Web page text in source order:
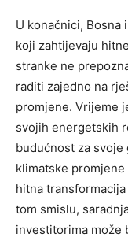
U konačnici, Bosna
koji zahtijevaju
stranke ne
raditi zajedno na
promjene. Vrijeme
svojih energetskih
budućnost za svoje
klimatske
hitna
tom smislu,
investitorima može